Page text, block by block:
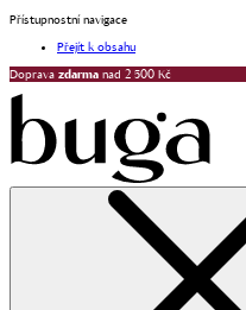
Přístupnostní navigace
Přejít k obsahu
Doprava zdarma nad 2 500 Kč